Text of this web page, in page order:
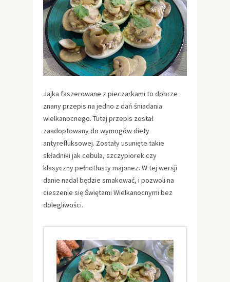
Jajka faszerowane z pieczarkami to dobrze
znany przepis na jedno z dań śniadania
wielkanocnego. Tutaj przepis został
zaadoptowany do wymogów diety
antyrefluksowej. Zostały usunięte takie
składniki jak cebula, szczypiorek czy
klasyczny pełnotłusty majonez. W tej wersji
danie nadal będzie smakować, i pozwoli na
cieszenie się Świętami Wielkanocnymi bez
dolegliwości.